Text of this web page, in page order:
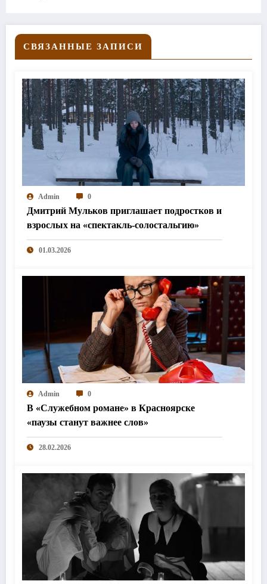
СВЯЗАННЫЕ ЗАПИСИ
Admin 0
Дмитрий Мульков приглашает подростков и
взрослых на «спектакль-солостальгию»
01.03.2026
Admin 0
В «Служебном романе» в Красноярске
«паузы станут важнее слов»
28.02.2026